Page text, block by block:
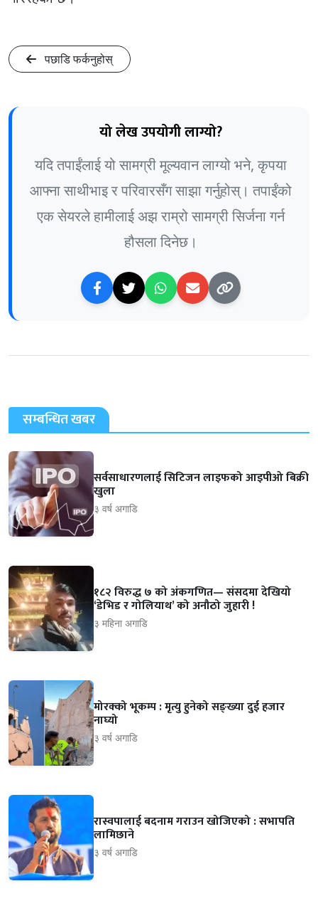
पछाडि फर्कनुहोस्
यो लेख उपयोगी लाग्यो?
यदि तपाईंलाई यो सामग्री मूल्यवान लाग्यो भने, कृपया
आफ्ना साथीभाइ र परिवारसँग साझा गर्नुहोस्। तपाईंको
एक सेयरले हामीलाई अझ राम्रो सामग्री सिर्जना गर्न
हौसला दिनेछ।
सम्बन्धित खबर
सर्वसाधारणलाई सिटिजन लाइफको आइपीओ बिक्री
खुला
३ वर्ष अगाडि
१८२ विरुद्ध ७ को अंकगणित— संसदमा देखियो
‘डेभिड र गोलियाथ’ को अनौठो जुहारी !
३ महिना अगाडि
मोरक्को भूकम्प : मृत्यु हुनेको सङ्ख्या दुई हजार
नाघ्यो
३ वर्ष अगाडि
रास्वपालाई बदनाम गराउन खोजिएको : सभापति
लामिछाने
३ वर्ष अगाडि